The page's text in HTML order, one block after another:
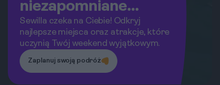
niezapomniane
przygody w Sewilli?
Sewilla czeka na Ciebie! Odkryj
najlepsze miejsca oraz atrakcje, które
uczynią Twój weekend wyjątkowym.
Zaplanuj swoją podróż